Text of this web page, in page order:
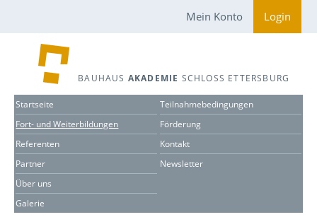
Mein Konto Login
BAUHAUS AKADEMIE SCHLOSS ETTERSBURG
Startseite
Fort- und Weiterbildungen
Referenten
Partner
Über uns
Galerie
Teilnahmebedingungen
Förderung
Kontakt
Newsletter